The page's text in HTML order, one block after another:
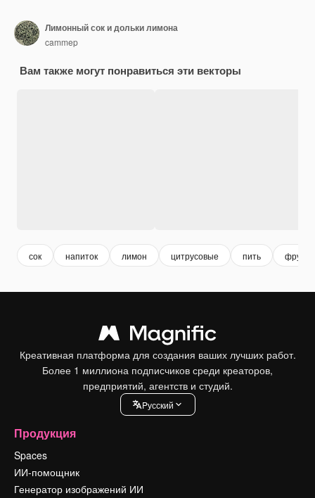
Лимонный сок и дольки лимона
cammep
Вам также могут понравиться эти векторы
сок напиток лимон цитрусовые пить фрукты
Креативная платформа для создания ваших лучших работ.
Более 1 миллиона подписчиков среди креаторов,
предприятий, агентств и студий.
Pусский
Продукция
Spaces
ИИ-помощник
Генератор изображений ИИ